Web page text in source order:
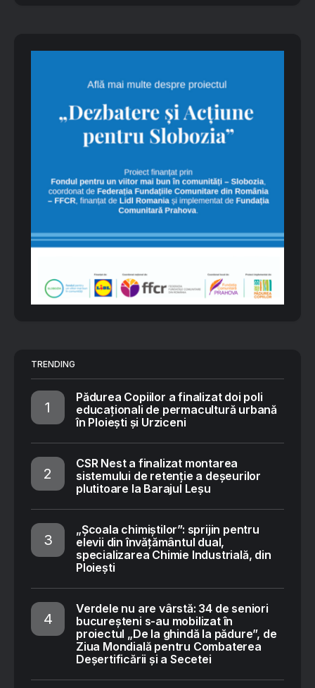
TRENDING
Pădurea Copiilor a finalizat doi poli
educaționali de permacultură urbană
în Ploiești și Urziceni
CSR Nest a finalizat montarea
sistemului de retenție a deșeurilor
plutitoare la Barajul Leșu
„Școala chimiștilor”: sprijin pentru
elevii din învățământul dual,
specializarea Chimie Industrială, din
Ploiești
Verdele nu are vârstă: 34 de seniori
bucureșteni s-au mobilizat în
proiectul „De la ghindă la pădure”, de
Ziua Mondială pentru Combaterea
Deșertificării și a Secetei